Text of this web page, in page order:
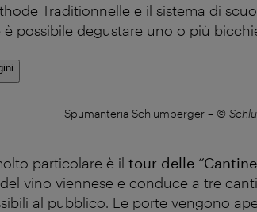
Traditionnelle e il sistema di
è possibile degustare uno o più
Spumanteria Schlumberger – ©
particolare è il tour delle
vino viennese e conduce a tre
al pubblico. Le porte vengono